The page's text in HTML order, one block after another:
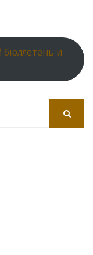
бюллетень и